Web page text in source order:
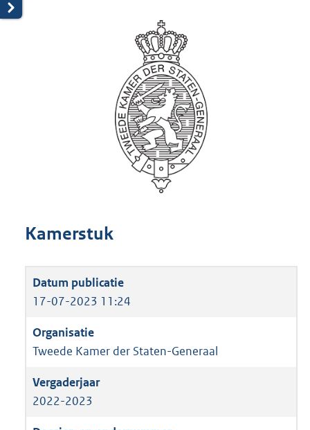
Kamerstuk
17-07-2023 11:24
Tweede Kamer der Staten-Generaal
2022-2023